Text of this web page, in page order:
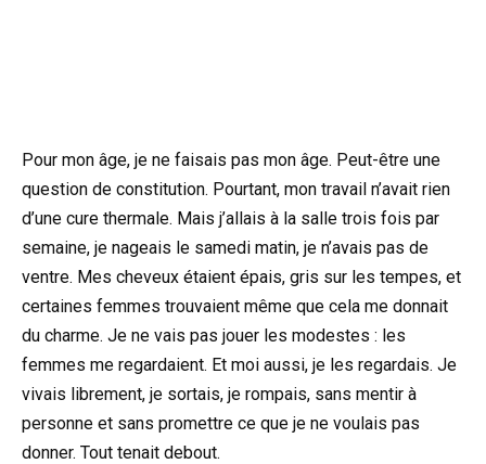
Pour mon âge, je ne faisais pas mon âge. Peut-être une
question de constitution. Pourtant, mon travail n’avait rien
d’une cure thermale. Mais j’allais à la salle trois fois par
semaine, je nageais le samedi matin, je n’avais pas de
ventre. Mes cheveux étaient épais, gris sur les tempes, et
certaines femmes trouvaient même que cela me donnait
du charme. Je ne vais pas jouer les modestes : les
femmes me regardaient. Et moi aussi, je les regardais. Je
vivais librement, je sortais, je rompais, sans mentir à
personne et sans promettre ce que je ne voulais pas
donner. Tout tenait debout.